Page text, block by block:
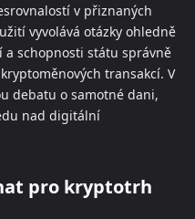
v přiznaných
vyvolává otázky ohledně
schopnosti státu správně
transakcí. V
debatu o samotné dani,
nad digitální
pro kryptotrh